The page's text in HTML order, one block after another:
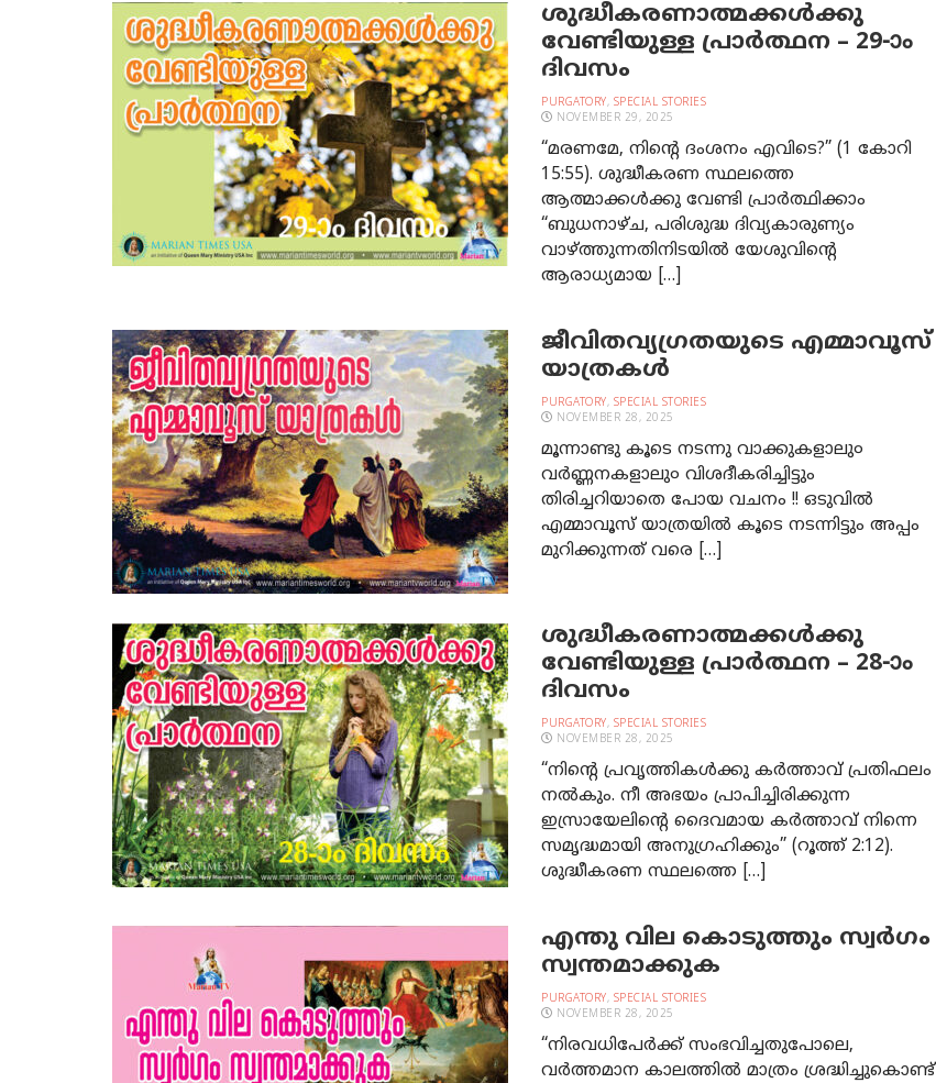
ശുദ്ധീകരണാത്മക്കള്‍ക്കു
വേണ്ടിയുള്ള പ്രാര്‍ത്ഥന – 29-ാം
ദിവസം
PURGATORY, SPECIAL STORIES
NOVEMBER 29, 2025
“മരണമേ, നിന്റെ ദംശനം എവിടെ?” (1 കോറി
15:55). ശുദ്ധീകരണ സ്ഥലത്തെ
ആത്മാക്കൾക്കു വേണ്ടി പ്രാർത്ഥിക്കാം
“ബുധനാഴ്ച, പരിശുദ്ധ ദിവ്യകാരുണ്യം
വാഴ്ത്തുന്നതിനിടയില്‍ യേശുവിന്റെ
ആരാധ്യമായ […]
ജീവിതവ്യഗ്രതയുടെ എമ്മാവൂസ്
യാത്രകള്‍
PURGATORY, SPECIAL STORIES
NOVEMBER 28, 2025
മൂന്നാണ്ടു കൂടെ നടന്നു വാക്കുകളാലു൦
വർണ്ണനകളാലു൦ വിശദീകരിച്ചിട്ടും
തിരിച്ചറിയാതെ പോയ വചനം !! ഒടുവിൽ
എമ്മാവൂസ് യാത്രയിൽ കൂടെ നടന്നിട്ടും അപ്പം
മുറിക്കുന്നത് വരെ […]
ശുദ്ധീകരണാത്മക്കള്‍ക്കു
വേണ്ടിയുള്ള പ്രാര്‍ത്ഥന – 28-ാം
ദിവസം
PURGATORY, SPECIAL STORIES
NOVEMBER 28, 2025
“നിന്റെ പ്രവൃത്തികള്‍ക്കു കര്‍ത്താവ് പ്രതിഫലം
നല്‍കും. നീ അഭയം പ്രാപിച്ചിരിക്കുന്ന
ഇസ്രായേലിന്റെ ദൈവമായ കര്‍ത്താവ് നിന്നെ
സമൃദ്ധമായി അനുഗ്രഹിക്കും” (റൂത്ത് 2:12).
ശുദ്ധീകരണ സ്ഥലത്തെ […]
എന്തു വില കൊടുത്തും സ്വര്‍ഗം
സ്വന്തമാക്കുക
PURGATORY, SPECIAL STORIES
NOVEMBER 28, 2025
“നിരവധിപേര്‍ക്ക് സംഭവിച്ചതുപോലെ,
വര്‍ത്ത‍മാന കാലത്തില്‍ മാത്രം ശ്രദ്ധിച്ചുകൊണ്ട്